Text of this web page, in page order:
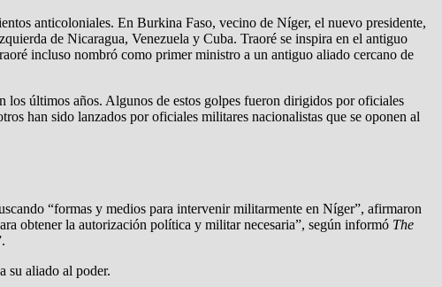
anticoloniales. En Burkina Faso, vecino de Níger, el nuevo presidente,
de Nicaragua, Venezuela y Cuba. Traoré se inspira en el antiguo
incluso nombró como primer ministro a un antiguo aliado cercano de
los últimos años. Algunos de estos golpes fueron dirigidos por oficiales
han sido lanzados por oficiales militares nacionalistas que se oponen al
“formas y medios para intervenir militarmente en Níger”, afirmaron
obtener la autorización política y militar necesaria”, según informó The
su aliado al poder.